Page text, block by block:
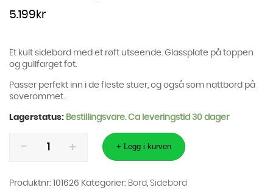
5.199 kr
Et kult sidebord med et røft utseende. Glassplate på toppen
og gullfarget fot.
Passer perfekt inn i de fleste stuer, og også som nattbord på
soverommet.
Lagerstatus: Bestillingsvare. Ca leveringstid 30 dager
Jupiter
Gull
+ Legg i kurven
Produktnr: 101626 Kategorier: Bord Sidebord